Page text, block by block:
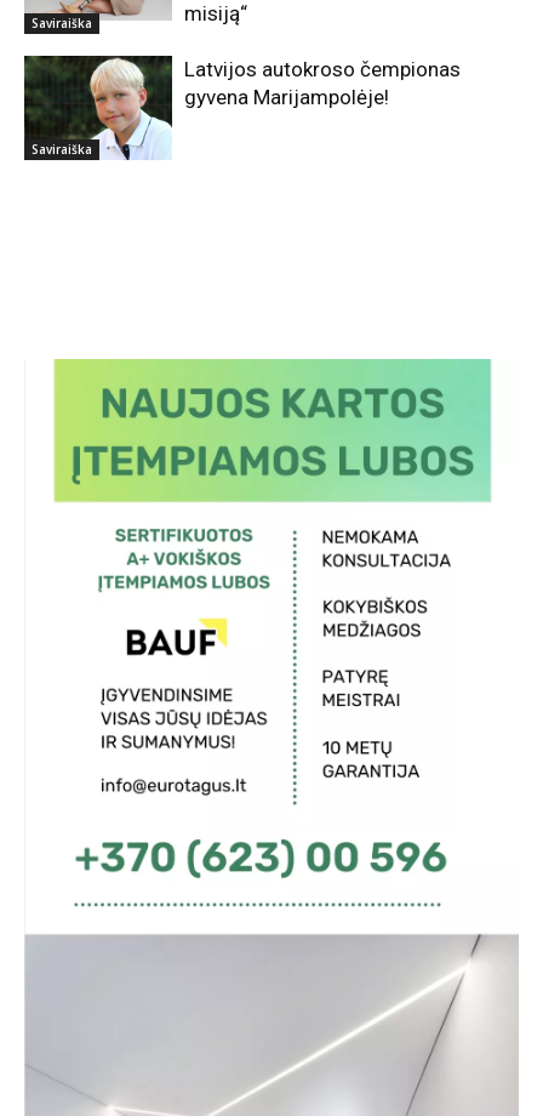
Saviraiška
misiją“
Saviraiška
Latvijos autokroso čempionas
gyvena Marijampolėje!